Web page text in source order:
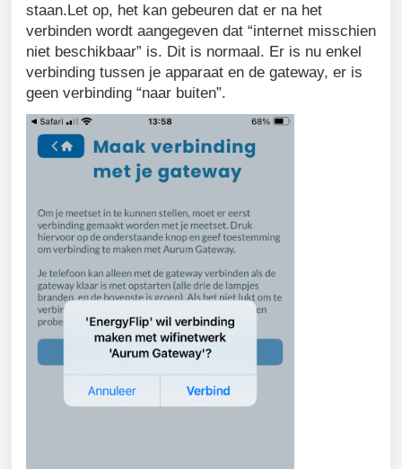
staan.Let op, het kan gebeuren dat er na het
verbinden wordt aangegeven dat “internet misschien
niet beschikbaar” is. Dit is normaal. Er is nu enkel
verbinding tussen je apparaat en de gateway, er is
geen verbinding “naar buiten”.